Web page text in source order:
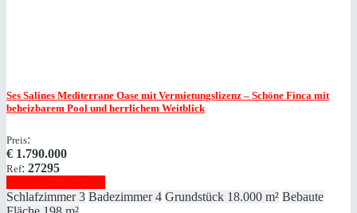
Ses Salines Mediterrane Oase mit Vermietungslizenz – Schöne Finca mit
beheizbarem Pool und herrlichem Weitblick
Preis:
€ 1.790.000
Ref: 27295
Schlafzimmer 3 Badezimmer 4 Grundstück 18.000 m² Bebaute